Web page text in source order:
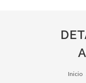
Inicio